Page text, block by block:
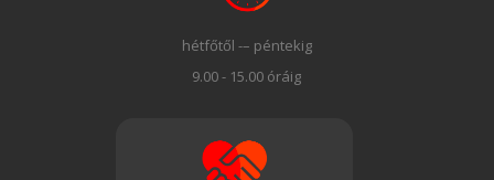
hétfőtől -– péntekig
9.00 - 15.00 óráig